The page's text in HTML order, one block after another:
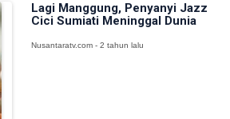
Lagi Manggung, Penyanyi Jazz
Cici Sumiati Meninggal Dunia
Nusantaratv.com - 2 tahun lalu